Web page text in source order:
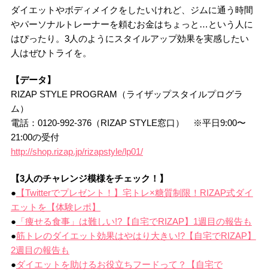
ダイエットやボディメイクをしたいけれど、ジムに通う時間
やパーソナルトレーナーを頼むお金はちょっと…という人に
はぴったり。3人のようにスタイルアップ効果を実感したい
人はぜひトライを。
【データ】
RIZAP STYLE PROGRAM（ライザップスタイルプログラ
ム）
電話：0120-992-376（RIZAP STYLE窓口） ※平日9:00〜
21:00の受付
http://shop.rizap.jp/rizapstyle/lp01/
【3人のチャレンジ模様をチェック！】
● 【Twitterでプレゼント！】宅トレ×糖質制限！RIZAP式ダイ
エットを【体験レポ】
● 「痩せる食事」は難しい!?【自宅でRIZAP】1週目の報告も
●筋トレのダイエット効果はやはり大きい!?【自宅でRIZAP】
2週目の報告も
●ダイエットを助けるお役立ちフードって？【自宅で